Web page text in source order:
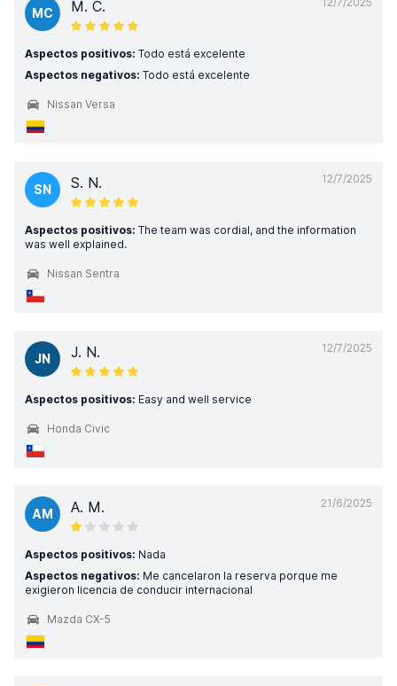
MC M. C.
Aspectos positivos: Todo está excelente
Aspectos negativos: Todo está excelente
Nissan Versa
12/7/2025
SN S. N.
Aspectos positivos: The team was cordial, and the information
was well explained.
Nissan Sentra
12/7/2025
JN J. N.
Aspectos positivos: Easy and well service
Honda Civic
21/6/2025
AM A. M.
Aspectos positivos: Nada
Aspectos negativos: Me cancelaron la reserva porque me
exigieron licencia de conducir internacional
Mazda CX-5